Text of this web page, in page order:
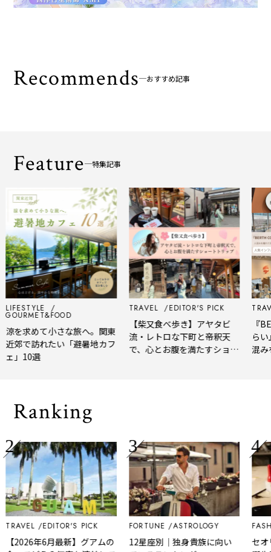
Recommends おすすめ記事
Feature 特集記事
求めて小さな旅へ。関東
で訪れたい「避暑地カフ
10選
TRAVEL EDITOR'S PICK
【柴又食べ歩き】アヤタビ
流・レトロな下町と帝釈天
で、心とお腹を満たすショー
TRAVEL
『
らい
混み
Ranking
EDITOR'S PICK
年6月最新】グアムの
FORTUNE ASTROLOGY
12星座別｜独身貴族に向い
セオ